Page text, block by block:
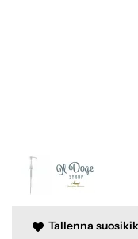
Tallenna